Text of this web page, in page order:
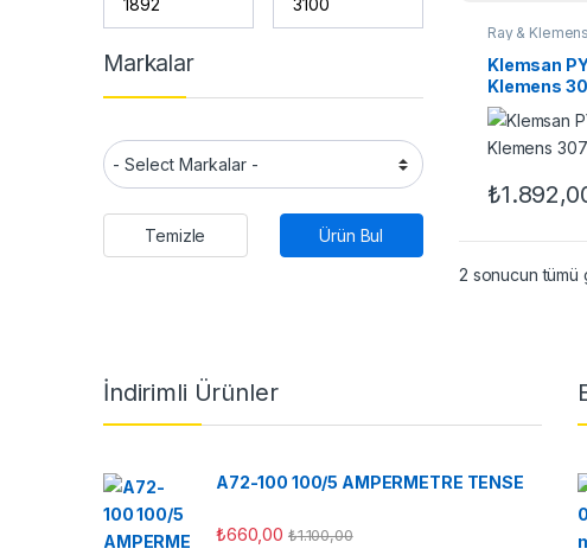
Ray &
Klemsan
Klemens
₺
2 sonucun tümü
Markalar
Ürün Bul
Temizle
İndirimli Ürünler
A72-100 100/5 AMPERMETRE TENSE
₺660,00 ₺1.100,00